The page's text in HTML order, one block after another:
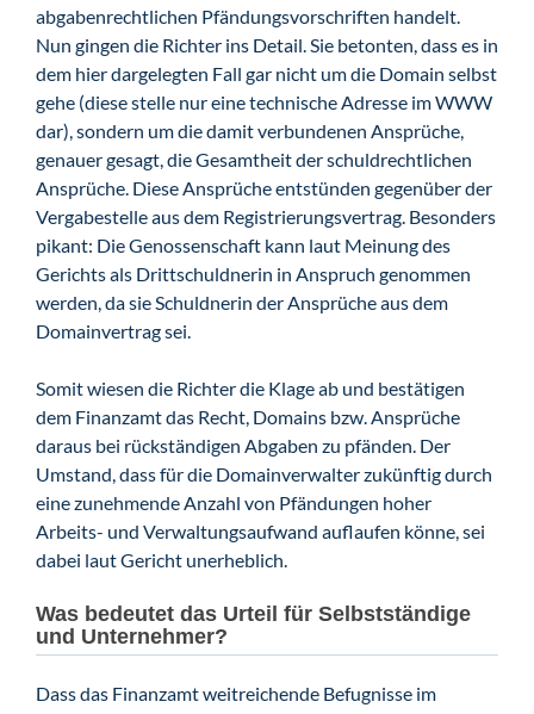
abgabenrechtlichen Pfändungsvorschriften handelt.
Nun gingen die Richter ins Detail. Sie betonten, dass es in
dem hier dargelegten Fall gar nicht um die Domain selbst
gehe (diese stelle nur eine technische Adresse im WWW
dar), sondern um die damit verbundenen Ansprüche,
genauer gesagt, die Gesamtheit der schuldrechtlichen
Ansprüche. Diese Ansprüche entstünden gegenüber der
Vergabestelle aus dem Registrierungsvertrag. Besonders
pikant: Die Genossenschaft kann laut Meinung des
Gerichts als Drittschuldnerin in Anspruch genommen
werden, da sie Schuldnerin der Ansprüche aus dem
Domainvertrag sei.
Somit wiesen die Richter die Klage ab und bestätigen
dem Finanzamt das Recht, Domains bzw. Ansprüche
daraus bei rückständigen Abgaben zu pfänden. Der
Umstand, dass für die Domainverwalter zukünftig durch
eine zunehmende Anzahl von Pfändungen hoher
Arbeits- und Verwaltungsaufwand auflaufen könne, sei
dabei laut Gericht unerheblich.
Was bedeutet das Urteil für Selbstständige
und Unternehmer?
Dass das Finanzamt weitreichende Befugnisse im